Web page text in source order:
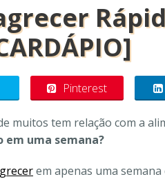
Pinterest
muitos tem relação com a
em uma semana?
em apenas uma semana